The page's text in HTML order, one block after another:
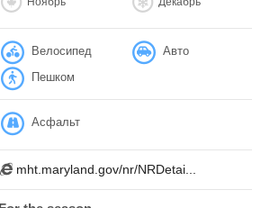
Велосипед
Авто
Пешком
Асфальт
mht.maryland.gov/nr/NRDetai...